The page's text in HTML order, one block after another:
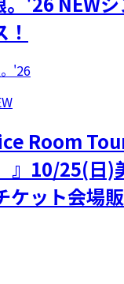
'26
Room
』10/25(日
ケット会場